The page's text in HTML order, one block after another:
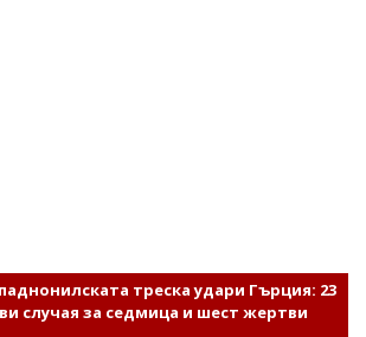
треска удари Гърция: 23
случая за седмица и шест жертви